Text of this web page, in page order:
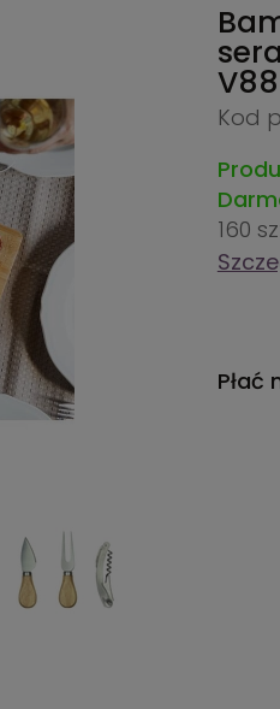
Kod
160
Płać